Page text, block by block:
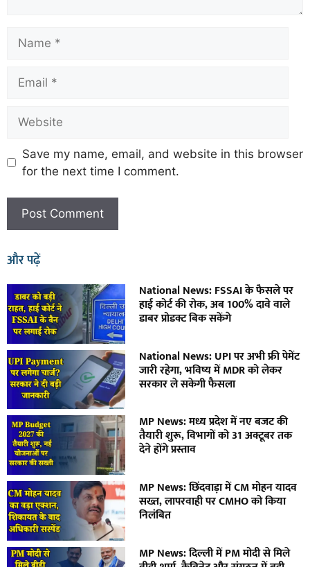
Save my name, email, and website in this browser
for the next time I comment.
और पढ़ें
National News: FSSAI के फैसले पर
हाई कोर्ट की रोक, अब 100% दावे वाले
डाबर प्रोडक्ट बिक सकेंगे
National News: UPI पर अभी फ्री पेमेंट
जारी रहेगा, भविष्य में MDR को लेकर
सरकार ले सकेगी फैसला
MP News: मध्य प्रदेश में नए बजट की
तैयारी शुरू, विभागों को 31 अक्टूबर तक
देने होंगे प्रस्ताव
MP News: छिंदवाड़ा में CM मोहन यादव
सख्त, लापरवाही पर CMHO को किया
निलंबित
MP News: दिल्ली में PM मोदी से मिले